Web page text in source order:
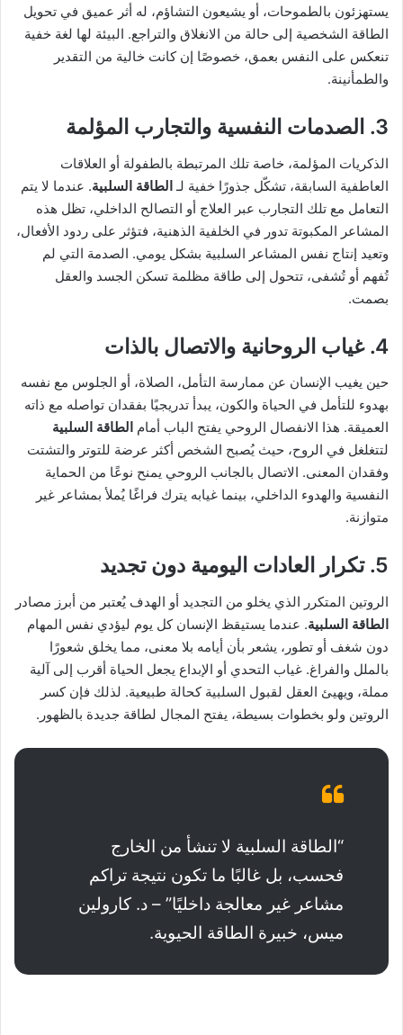
يستهزئون بالطموحات، أو يشيعون التشاؤم، له أثر عميق في تحويل
الطاقة الشخصية إلى حالة من الانغلاق والتراجع. البيئة لها لغة خفية
تنعكس على النفس بعمق، خصوصًا إن كانت خالية من التقدير
والطمأنينة.
3. الصدمات النفسية والتجارب المؤلمة
الذكريات المؤلمة، خاصة تلك المرتبطة بالطفولة أو العلاقات
العاطفية السابقة، تشكّل جذورًا خفية لـالطاقة السلبية. عندما لا يتم
التعامل مع تلك التجارب عبر العلاج أو التصالح الداخلي، تظل هذه
المشاعر المكبوتة تدور في الخلفية الذهنية، فتؤثر على ردود الأفعال،
وتعيد إنتاج نفس المشاعر السلبية بشكل يومي. الصدمة التي لم
تُفهم أو تُشفى، تتحول إلى طاقة مظلمة تسكن الجسد والعقل
بصمت.
4. غياب الروحانية والاتصال بالذات
حين يغيب الإنسان عن ممارسة التأمل، الصلاة، أو الجلوس مع نفسه
بهدوء للتأمل في الحياة والكون، يبدأ تدريجيًا بفقدان تواصله مع ذاته
العميقة. هذا الانفصال الروحي يفتح الباب أمام الطاقة السلبية
لتتغلغل في الروح، حيث يُصبح الشخص أكثر عرضة للتوتر والتشتت
وفقدان المعنى. الاتصال بالجانب الروحي يمنح نوعًا من الحماية
النفسية والهدوء الداخلي، بينما غيابه يترك فراغًا يُملأ بمشاعر غير
متوازنة.
5. تكرار العادات اليومية دون تجديد
الروتين المتكرر الذي يخلو من التجديد أو الهدف يُعتبر من أبرز مصادر
الطاقة السلبية. عندما يستيقظ الإنسان كل يوم ليؤدي نفس المهام
دون شغف أو تطور، يشعر بأن أيامه بلا معنى، مما يخلق شعورًا
بالملل والفراغ. غياب التحدي أو الإبداع يجعل الحياة أقرب إلى آلية
مملة، ويهيئ العقل لقبول السلبية كحالة طبيعية. لذلك فإن كسر
الروتين ولو بخطوات بسيطة، يفتح المجال لطاقة جديدة بالظهور.
“الطاقة السلبية لا تنشأ من الخارج
فحسب، بل غالبًا ما تكون نتيجة تراكم
مشاعر غير معالجة داخليًا” – د. كارولين
ميس، خبيرة الطاقة الحيوية.